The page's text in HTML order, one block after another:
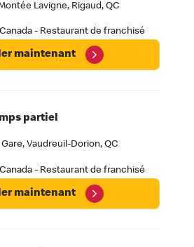
Lavigne, Rigaud, QC
- Restaurant de franchisé
maintenant
partiel
Vaudreuil-Dorion, QC
- Restaurant de franchisé
maintenant